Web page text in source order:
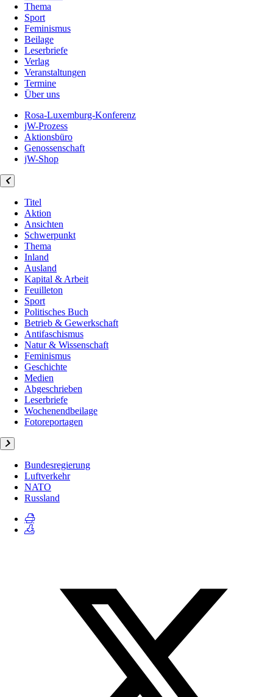
Thema
Sport
Feminismus
Beilage
Leserbriefe
Verlag
Veranstaltungen
Termine
Über uns
Rosa-Luxemburg-Konferenz
jW-Prozess
Aktionsbüro
Genossenschaft
jW-Shop
Titel
Aktion
Ansichten
Schwerpunkt
Thema
Inland
Ausland
Kapital & Arbeit
Feuilleton
Sport
Politisches Buch
Betrieb & Gewerkschaft
Antifaschismus
Natur & Wissenschaft
Feminismus
Geschichte
Medien
Abgeschrieben
Leserbriefe
Wochenendbeilage
Fotoreportagen
Bundesregierung
Luftverkehr
NATO
Russland